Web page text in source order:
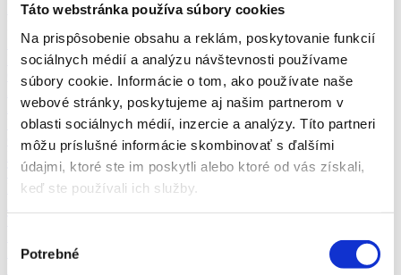
Táto webstránka používa súbory cookies
Na prispôsobenie obsahu a reklám, poskytovanie funkcií
sociálnych médií a analýzu návštevnosti používame
súbory cookie. Informácie o tom, ako používate naše
webové stránky, poskytujeme aj našim partnerom v
oblasti sociálnych médií, inzercie a analýzy. Títo partneri
môžu príslušné informácie skombinovať s ďalšími
údajmi, ktoré ste im poskytli alebo ktoré od vás získali,
keď ste používali ich služby.
súhlasu
Potrebné
Martinzkrácený úvazek >
Ekonomika (1)
Remeselné a pomocné práce (1)
Obchod a predaj (1)
Administratíva
Automobilový priemysel
Ubytovanie, cestovný ruch, gastronómia
Chémia a potravinárstvo
Doprava a zásobovanie
Technika, elektrotechnika, energetika
Bankovníctvo a poisťovníctvo
Marketing, reklama a médiá